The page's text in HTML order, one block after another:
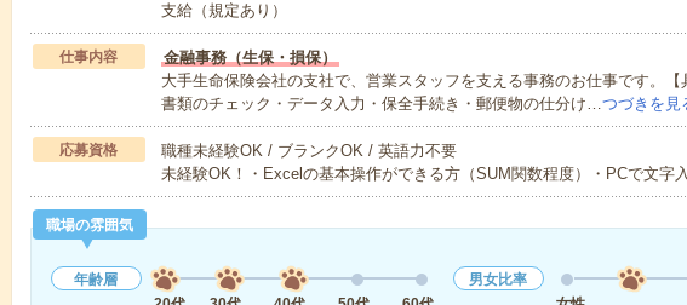
支給（規定あり）
仕事内容
金融事務（生保・損保）
大手生命保険会社の支社で、営業スタッフを支える事務のお仕事です。【
書類のチェック・データ入力・保全手続き・郵便物の仕分け…つづきを見
応募資格
職種未経験OK / ブランクOK / 英語力不要
未経験OK！・Excelの基本操作ができる方（SUM関数程度）・PCで文字
職場の雰囲気
年齢層
男女比率